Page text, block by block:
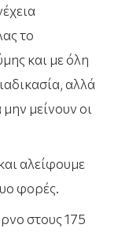
το
και με όλη
αλλά
μείνουν οι
αλείφουμε
φορές.
στους 175